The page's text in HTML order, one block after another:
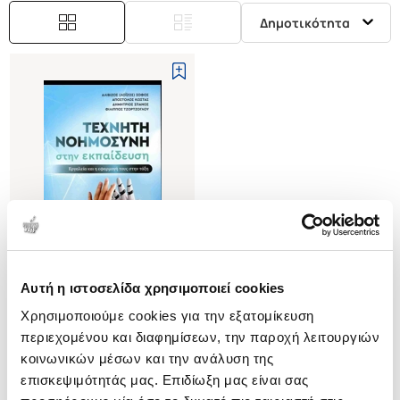
Αυτή η ιστοσελίδα χρησιμοποιεί cookies
Χρησιμοποιούμε cookies για την εξατομίκευση
περιεχομένου και διαφημίσεων, την παροχή λειτουργιών
κοινωνικών μέσων και την ανάλυση της
επισκεψιμότητάς μας. Επιδίωξη μας είναι σας
Δημοτικότητα
(0)
Τεχνητή νοημοσύνη στην
εκπαίδευση
Εργαλεία και η εφαρμογή τους
ΣΟΦΟΣ ΑΛΙΒΙΖΟΣ (ΛΟΙΖΟΣ)
Κωδ. Πολιτείας:1000-1329